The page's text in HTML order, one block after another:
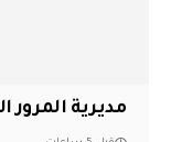
مديرية المرور